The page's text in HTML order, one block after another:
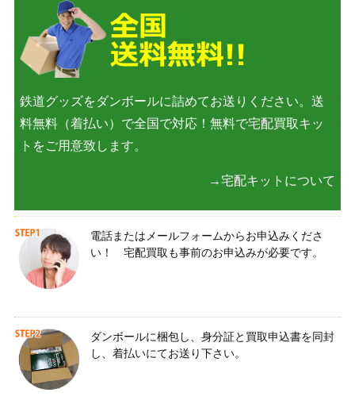
鉄道グッズをダンボールに詰めてお送りください。送
料無料（着払い）で全国で対応！無料で宅配買取キッ
トをご用意致します。
→宅配キットについて
電話またはメールフォームからお申込みくださ
い！ 宅配買取も事前のお申込みが必要です。
ダンボールに梱包し、身分証と買取申込書を同封
し、着払いにてお送り下さい。